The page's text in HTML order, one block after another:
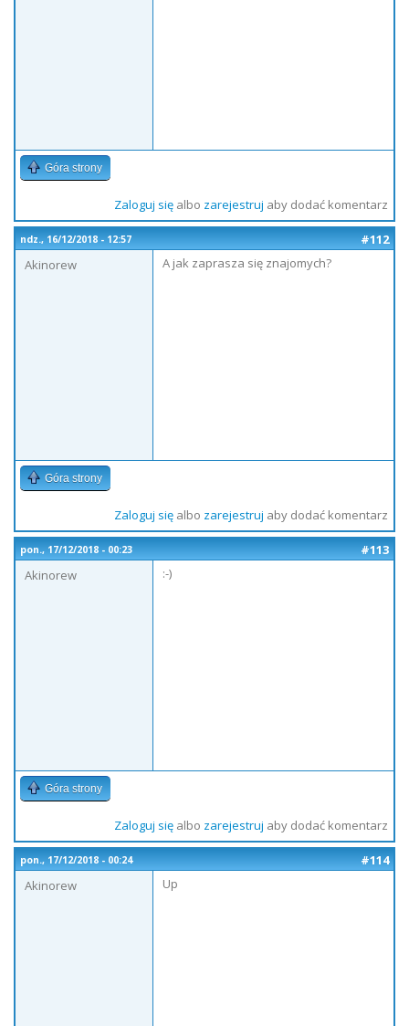
Góra strony
Zaloguj sięalbo zarejestruj aby dodać komentarz
ndz., 16/12/2018 - 12:57
#112
Akinorew
A jak zaprasza się znajomych?
Góra strony
Zaloguj sięalbo zarejestruj aby dodać komentarz
pon., 17/12/2018 - 00:23
#113
Akinorew
:-)
Góra strony
Zaloguj sięalbo zarejestruj aby dodać komentarz
pon., 17/12/2018 - 00:24
#114
Akinorew
Up